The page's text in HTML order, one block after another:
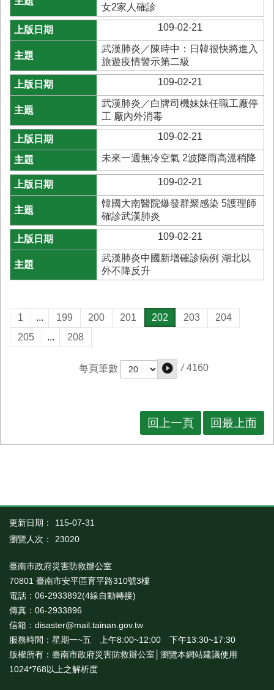
女2家人確診
109-02-21
武漢肺炎／陳時中：日韓很快將進入
旅遊疫情警示第二級
109-02-21
武漢肺炎／白牌司機妹妹任職工廠停
工 廠內外消毒
109-02-21
未來一週無冷空氣 2波降雨高溫稍降
109-02-21
韓國大南醫院爆發群聚感染 5護理師
確診武漢肺炎
109-02-21
武漢肺炎中國新增確診病例 湖北以
外不降反升
1 ... 199 200 201 202 203
204
205
... 208
每頁筆數 / 4160
回上一頁 回最上面
更新日期：
115-07-31
瀏覽人次：
23020
臺南市政府災害防救辦公室
70801 臺南市安平區育平路310號3樓
電話：06-2933892(4線自動轉接)
傳真：06-2933896
信箱：disaster@mail.tainan.gov.tw
服務時間：星期一~五 上午8:00~12:00 下午13:30~17:30
版權所有：臺南市政府災害防救辦公室│瀏覽本網站建議使用
1024*768以上之解析度